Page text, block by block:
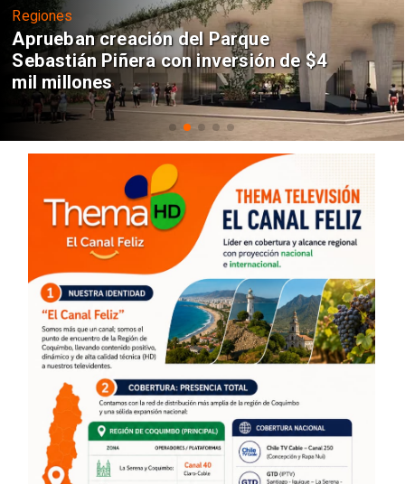
Regiones
Aprueban creación del Parque
Sebastián Piñera con inversión de $4
mil millones